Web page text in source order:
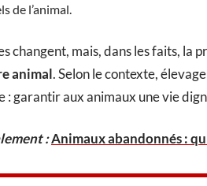
de l’animal.
changent, mais, dans les faits, la
animal. Selon le contexte,
: garantir aux animaux une vie
:Animaux abandonnés :